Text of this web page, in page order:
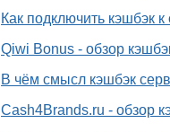
Как подключить кэшбэк
Qiwi Bonus - обзор
В чём смысл кэшбэк
Cash4Brands.ru - обзор